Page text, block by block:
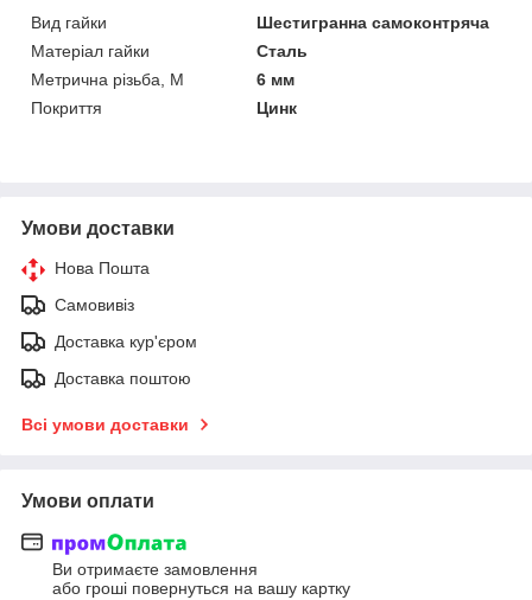
Вид гайки
Шестигранна самоконтряча
Матеріал гайки
Сталь
Метрична різьба, М
6 мм
Покриття
Цинк
Умови доставки
Нова Пошта
Самовивіз
Доставка кур'єром
Доставка поштою
Всі умови доставки
Умови оплати
Ви отримаєте замовлення
або гроші повернуться на вашу картку